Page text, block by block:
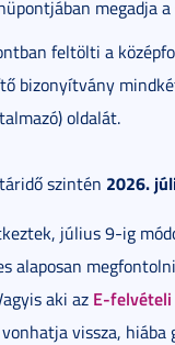
megadja
feltölti a
bizonyítvány
oldalát.
szintén 2026.
július 9-ig
alaposan
aki az E-felvételi
vissza, hiába